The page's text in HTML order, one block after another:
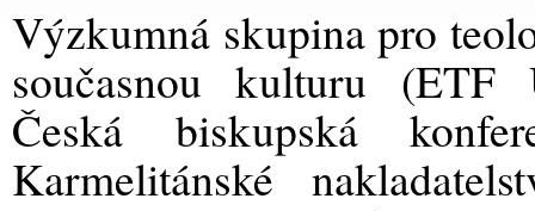
Výzkumná skupina pro
současnou kulturu (ETF
Česká biskupská
Karmelitánské